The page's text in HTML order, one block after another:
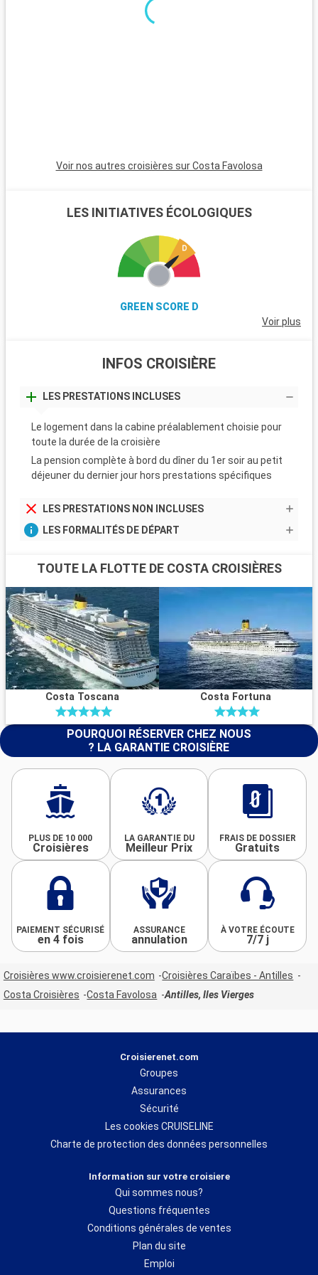
attendent les visiteurs. Los Tres Ojos, un parc national avec
ses grottes et lacs souterrains, est une expérience naturelle
Voir nos autres croisières sur Costa Favolosa
LES INITIATIVES ÉCOLOGIQUES
GREEN SCORE D
Voir plus
INFOS CROISIÈRE
LES PRESTATIONS INCLUSES
Le logement dans la cabine préalablement choisie pour
toute la durée de la croisière
La pension complète à bord du dîner du 1er soir au petit
déjeuner du dernier jour hors prestations spécifiques
LES PRESTATIONS NON INCLUSES
LES FORMALITÉS DE DÉPART
TOUTE LA FLOTTE DE COSTA CROISIÈRES
Costa Toscana Costa Fortuna
POURQUOI RÉSERVER CHEZ NOUS
? LA GARANTIE CROISIÈRE
PLUS DE 10 000
Croisières
LA GARANTIE DU
Meilleur Prix
FRAIS DE DOSSIER
Gratuits
PAIEMENT SÉCURISÉ
en 4 fois
ASSURANCE
annulation
À VOTRE ÉCOUTE
7/7 j
Croisières www.croisierenet.com
Croisières Caraïbes - Antilles
Costa Croisières
Costa Favolosa Antilles, Iles Vierges
Croisierenet.com
Groupes
Assurances
Sécurité
Les cookies CRUISELINE
Charte de protection des données personnelles
Information sur votre croisiere
Qui sommes nous?
Questions fréquentes
Conditions générales de ventes
Plan du site
Emploi